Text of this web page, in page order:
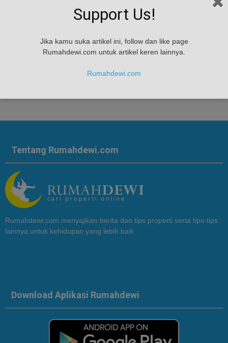
Tentang Rumahdewi.com
Rumahdewi.com menyajikan berita dan tips properti serta tips-tips
lainnya untuk kehidupan yang lebih baik
Download Aplikasi Rumahdewi
Support Us!
Jika kamu suka artikel ini, follow dan like page
Rumahdewi.com untuk artikel keren lainnya.
Rumahdewi.com